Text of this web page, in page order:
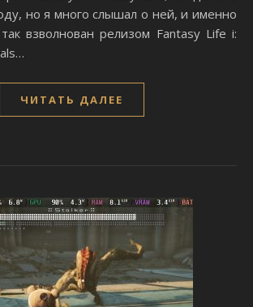
но я много слышал о ней, и именно
взволнован релизом Fantasy Life i:
ЧИТАТЬ ДАЛЕЕ